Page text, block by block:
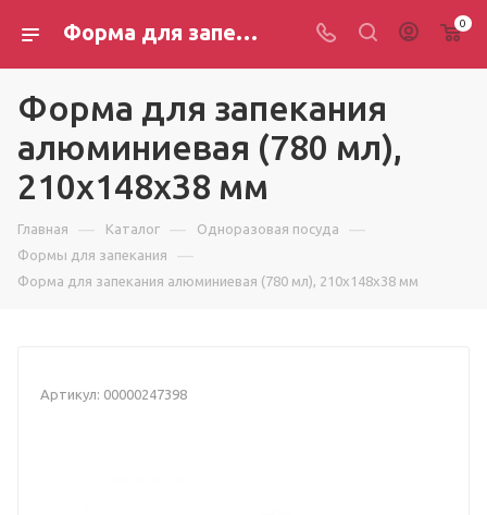
Форма для запекания алюминиевая (780 мл), 210х148х38 мм 0
Форма для запекания
алюминиевая (780 мл),
210х148х38 мм
Главная — Каталог — Одноразовая посуда —
Формы для запекания —
Форма для запекания алюминиевая (780 мл), 210х148х38 мм
Артикул: 00000247398